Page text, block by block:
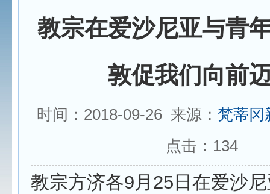
教宗在爱沙尼亚与青
敦促我们向前
时间：2018-09-26 来源： 梵蒂冈
点击： 134
教宗方济各9月25日在爱沙